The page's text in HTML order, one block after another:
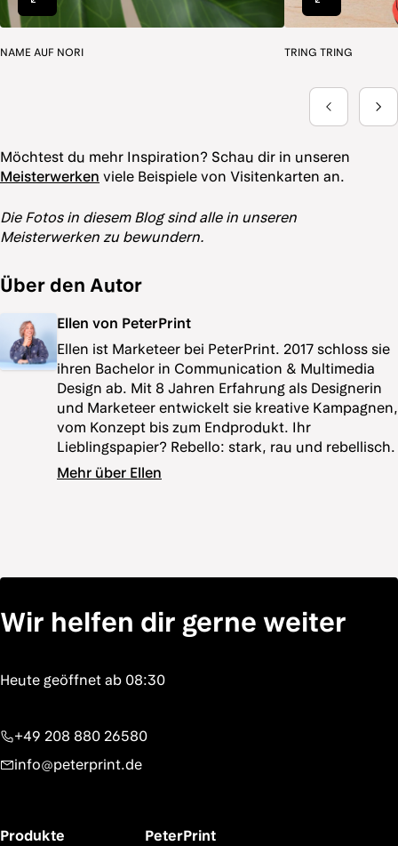
Möchtest du mehr Inspiration? Schau dir in unseren
Meisterwerken viele Beispiele von Visitenkarten an.
Die Fotos in diesem Blog sind alle in unseren
Meisterwerken zu bewundern.
Über den Autor
Ellen von PeterPrint
Ellen ist Marketeer bei PeterPrint. 2017 schloss sie
ihren Bachelor in Communication & Multimedia
Design ab. Mit 8 Jahren Erfahrung als Designerin
und Marketeer entwickelt sie kreative Kampagnen,
vom Konzept bis zum Endprodukt. Ihr
Lieblingspapier? Rebello: stark, rau und rebellisch.
Mehr über Ellen
Wir helfen dir gerne weiter
+49 208 880 26580
info@peterprint.de
Produkte PeterPrint